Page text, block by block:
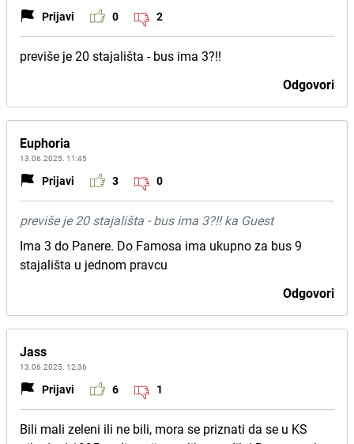
Prijavi 0 2
previše je 20 stajališta - bus ima 3?!!
Odgovori
Euphoria
13.06.2025. 11:45
Prijavi 3 0
previše je 20 stajališta - bus ima 3?!! ka Guest
Ima 3 do Panere. Do Famosa ima ukupno za bus 9
stajališta u jednom pravcu
Odgovori
Jass
13.06.2025. 12:36
Prijavi 6 1
Bili mali zeleni ili ne bili, mora se priznati da se u KS